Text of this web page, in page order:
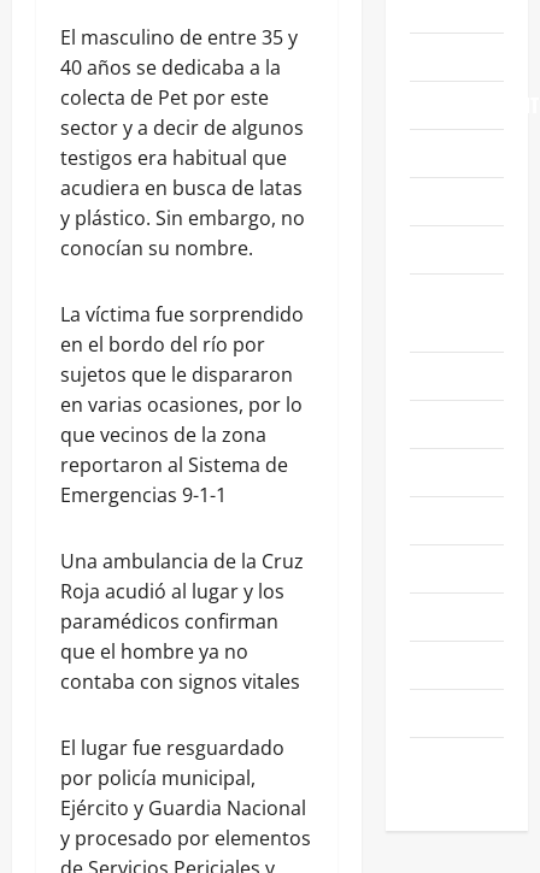
El masculino de entre 35 y
40 años se dedicaba a la
colecta de Pet por este
sector y a decir de algunos
testigos era habitual que
acudiera en busca de latas
y plástico. Sin embargo, no
conocían su nombre.
La víctima fue sorprendido
en el bordo del río por
sujetos que le dispararon
en varias ocasiones, por lo
que vecinos de la zona
reportaron al Sistema de
Emergencias 9-1-1
Una ambulancia de la Cruz
Roja acudió al lugar y los
paramédicos confirman
que el hombre ya no
contaba con signos vitales
El lugar fue resguardado
por policía municipal,
Ejército y Guardia Nacional
y procesado por elementos